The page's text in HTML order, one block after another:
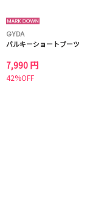
GYDA
バルキーショートブーツ
7,990 円
42%OFF